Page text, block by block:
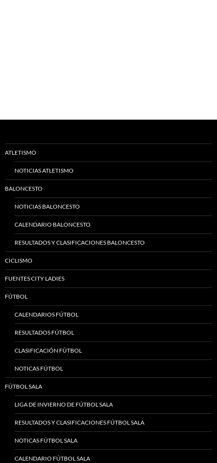
ATLETISMO
NOTICIAS ATLETISMO
BALONCESTO
NOTICIAS BALONCESTO
CALENDARIO BALONCESTO
RESULTADOS Y CLASIFICACIONES BALONCESTO
CICLISMO
FUENTES CITY LADIES
FÚTBOL
CALENDARIOS FÚTBOL
RESULTADOS FÚTBOL
CLASIFICACIÓN FÚTBOL
NOTICAS FÚTBOL
FÚTBOL SALA
LIGA DE INVIERNO DE FÚTBOL SALA
RESULTADOS Y CLASIFICACIONES FÚTBOL SALA
NOTICAS FÚTBOL SALA
CALENDARIO FÚTBOL SALA